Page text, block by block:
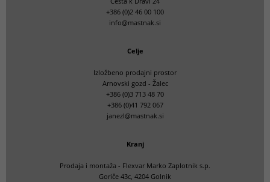
+386 (0)2 46 00 100
info@mastnak.si
Celje
Izložbeno prodajni prostor
Arnovski gozd - Žalec
+386 (0)3 713 48 70
+386 (0)41 792 067
janezl@mastnak.si
Kranj
Prodaja i montaža - Flexvar Marko Zaplotnik s.p.
Goriče 43c, 4204 Golnik